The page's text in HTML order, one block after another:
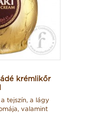
krémlikőr
tejszín, a lágy
valamint